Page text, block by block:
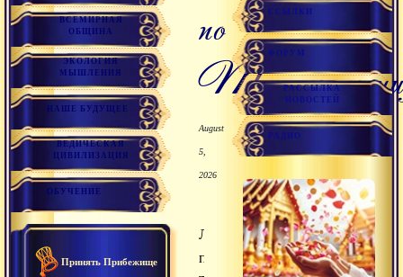
ВСЕМИРНАЯ
ОБЩИНА
ЭКОЛОГИЯ
МЫШЛЕНИЯ
НАШЕ БУДУЩЕЕ
ВЕДИЧЕСКАЯ
ЦИВИЛИЗАЦИЯ
ОБУЧЕНИЕ
Принять Прибежище
по
August
5,
2026
Лекция
по
ССЫЛКИ
ФОРУМ
РАССЫЛКА
НОВОСТЕЙ
РАДИО